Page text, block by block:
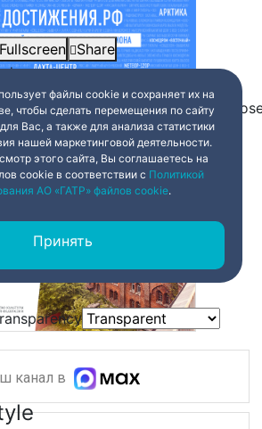
Fullscreen
Share
window. Escape will cancel and
Transparency
канал в
файлы cookie и сохраняет их на
чтобы сделать перемещения по сайту
Вас, а также для анализа статистики
нашей маркетинговой деятельности.
этого сайта, Вы соглашаетесь на
cookie в соответствии с Политикой
АО «ГАТР» файлов cookie.
Принять